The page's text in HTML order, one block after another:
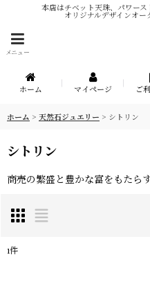
本店はチベット天珠、パワー
オリジナルデザインオ
メニュー
ホーム マイページ ご
ホーム > 天然石ジュエリー > シトリン
シトリン
商売の繁盛と豊かな富をもたら
1件